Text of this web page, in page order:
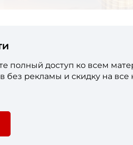
полный доступ ко всем
без рекламы и скидку на все